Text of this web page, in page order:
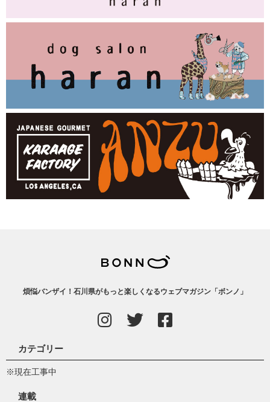
煩悩バンザイ！石川県がもっと楽しくなるウェブマガジン「ボンノ」
カテゴリー
※現在工事中
連載